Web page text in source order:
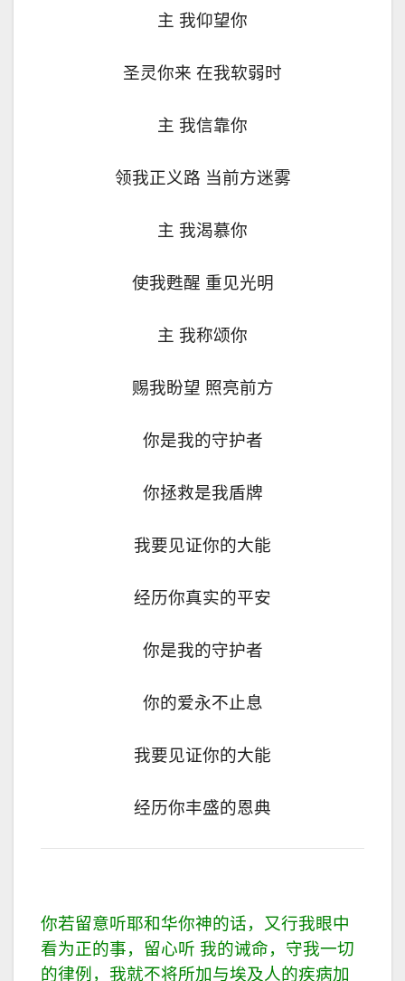
主 我仰望你
圣灵你来 在我软弱时
主 我信靠你
领我正义路 当前方迷雾
主 我渴慕你
使我甦醒 重见光明
主 我称颂你
赐我盼望 照亮前方
你是我的守护者
你拯救是我盾牌
我要见证你的大能
经历你真实的平安
你是我的守护者
你的爱永不止息
我要见证你的大能
经历你丰盛的恩典
你若留意听耶和华你神的话，又行我眼中
看为正的事，留心听 我的诫命，守我一切
的律例，我就不将所加与埃及人的疾病加